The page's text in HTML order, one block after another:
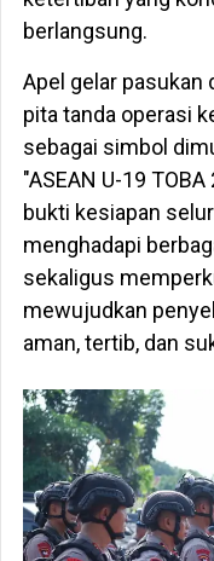
berlangsung.
Apel gelar pasukan
pita tanda operasi
sebagai simbol
"ASEAN U-19
bukti kesiapan
menghadapi
sekaligus
mewujudkan
aman, tertib, dan